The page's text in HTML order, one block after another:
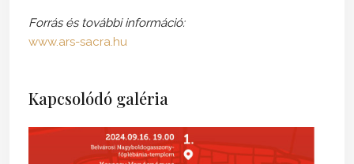
Forrás és további információ:
www.ars-sacra.hu
Kapcsolódó galéria